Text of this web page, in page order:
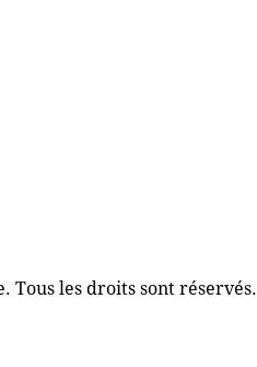
Tous les droits sont réservés.